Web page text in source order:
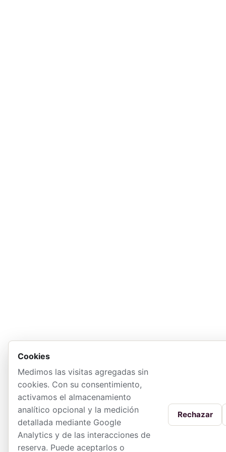
Cookies
Medimos las visitas agregadas sin
cookies. Con su consentimiento,
activamos el almacenamiento
analítico opcional y la medición
detallada mediante Google
Analytics y de las interacciones de
reserva. Puede aceptarlos o
Rechazar